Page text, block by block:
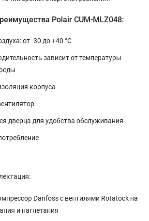
Polair CUM-MLZ048:
от -30 до +40 °С
зависит от температуры
корпуса
дверца для удобства обслуживания
Danfoss с вентилями Rotatock на
и нагнетания